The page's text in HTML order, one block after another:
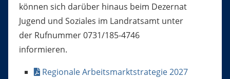
können sich darüber hinaus beim Dezernat
Jugend und Soziales im Landratsamt unter
der Rufnummer 0731/185-4746
informieren.
Regionale Arbeitsmarktstrategie 2027